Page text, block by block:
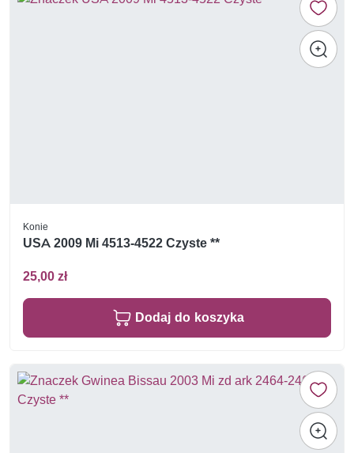
Konie
USA 2009 Mi 4513-4522 Czyste **
25,00 zł
Dodaj do koszyka